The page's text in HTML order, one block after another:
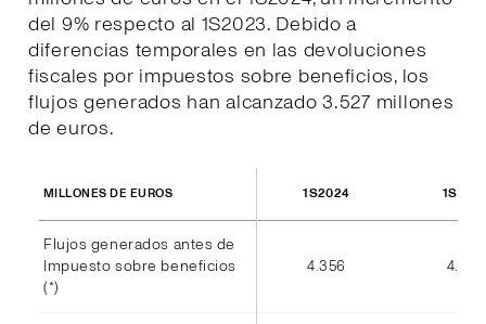
del 9% respecto al 1S2023. Debido a
diferencias temporales en las devoluciones
fiscales por impuestos sobre beneficios, los
flujos generados han alcanzado 3.527 millones
de euros.
MILLONES DE EUROS 1S2024
Flujos generados antes de
Impuesto sobre beneficios
(*)
4.356 4.002